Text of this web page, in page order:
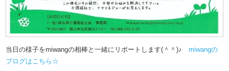
当日の様子をmiwangの相棒と一緒にリポートします(＾＾)♪miwangの
ブログはこちら☆